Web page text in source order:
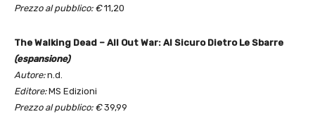
Prezzo al pubblico: €11,20
The Walking Dead – All Out War: Al Sicuro Dietro Le Sbarre
(espansione)
Autore:n.d.
Editore:MS Edizioni
Prezzo al pubblico: €39,99